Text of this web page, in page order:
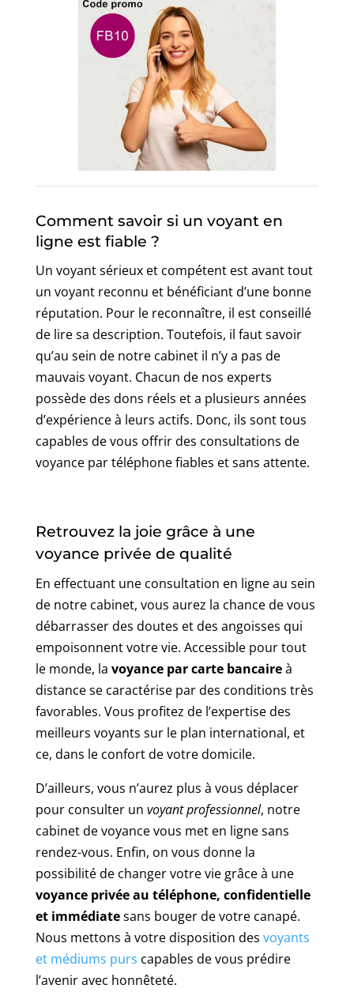
Comment savoir si un voyant en
ligne est fiable ?
Un voyant sérieux et compétent est avant tout
un voyant reconnu et bénéficiant d’une bonne
réputation. Pour le reconnaître, il est conseillé
de lire sa description. Toutefois, il faut savoir
qu’au sein de notre cabinet il n’y a pas de
mauvais voyant. Chacun de nos experts
possède des dons réels et a plusieurs années
d’expérience à leurs actifs. Donc, ils sont tous
capables de vous offrir des consultations de
voyance par téléphone fiables et sans attente.
Retrouvez la joie grâce à une
voyance privée de qualité
En effectuant une consultation en ligne au sein
de notre cabinet, vous aurez la chance de vous
débarrasser des doutes et des angoisses qui
empoisonnent votre vie. Accessible pour tout
le monde, la voyance par carte bancaireà
distance se caractérise par des conditions très
favorables. Vous profitez de l’expertise des
meilleurs voyants sur le plan international, et
ce, dans le confort de votre domicile.
D’ailleurs, vous n’aurez plus à vous déplacer
pour consulter un voyant professionnel, notre
cabinet de voyance vous met en ligne sans
rendez-vous. Enfin, on vous donne la
possibilité de changer votre vie grâce à une
voyance privée au téléphone, confidentielle
et immédiatesans bouger de votre canapé.
Nous mettons à votre disposition des voyants
et médiums purs capables de vous prédire
l’avenir avec honnêteté.